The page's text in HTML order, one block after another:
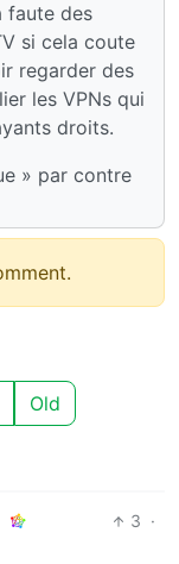
faute des
si cela coute
regarder des
les VPNs qui
droits.
» par contre
Old
3 ·